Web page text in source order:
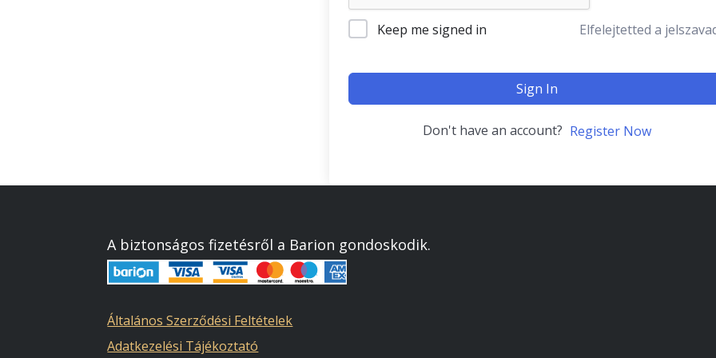
Keep me signed in Elfelejtetted a
Sign In
Don't have an account? Register Now
A biztonságos fizetésről a Barion gondoskodik.
Általános Szerződési Feltételek
Adatkezelési Tájékoztató